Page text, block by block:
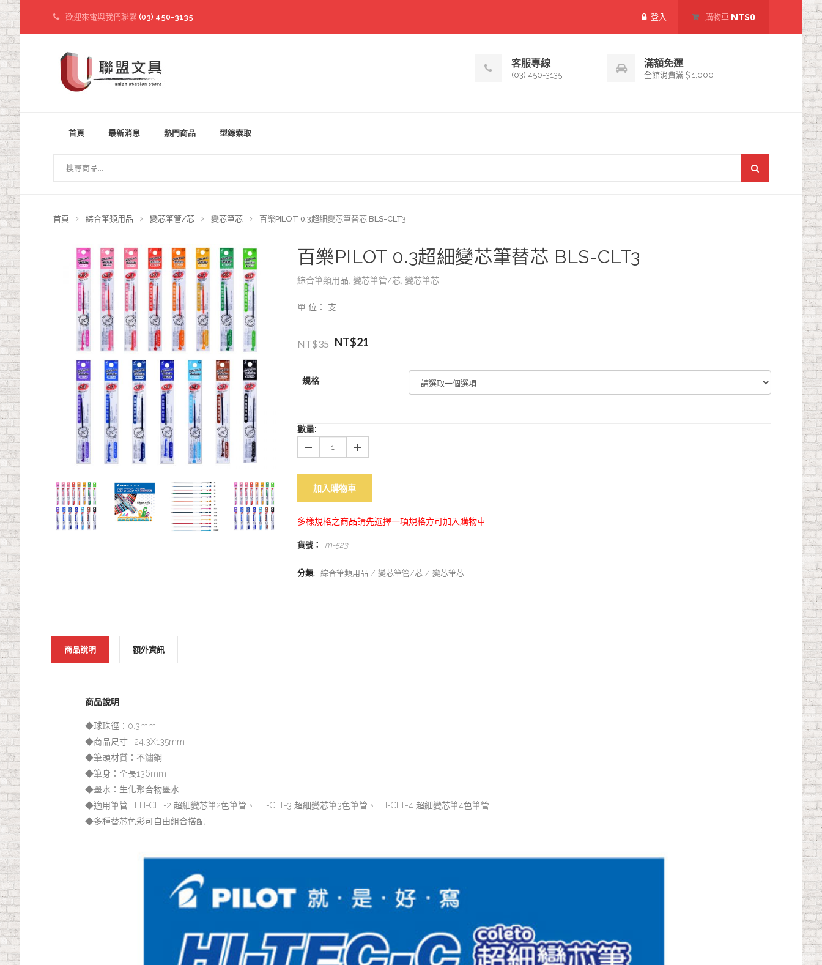
歡迎來電與我們聯繫 (03) 450-3135 登入 購物車 NT$0
客服專線
(03) 450-3135
滿額免運
全館消費滿＄1,000
首頁 最新消息 熱門商品 型錄索取
首頁 綜合筆類用品 變芯筆管/芯 變芯筆芯 百樂PILOT 0.3超細變芯筆替芯 BLS-CLT3
百樂PILOT 0.3超細變芯筆替芯 BLS-CLT3
綜合筆類用品 變芯筆管/芯, 變芯筆芯
單 位： 支
NT$35 NT$21
規格
數量:
加入購物車
多樣規格之商品請先選擇一項規格方可加入購物車
貨號： m-523.
分類: 綜合筆類用品 變芯筆管/芯 變芯筆芯
商品說明 額外資訊
商品說明
◆球珠徑：0.3mm
◆商品尺寸 : 24.3X135mm
◆筆頭材質：不鏽鋼
◆筆身：全長136mm
◆墨水：生化聚合物墨水
◆適用筆管 : LH-CLT-2 超細變芯筆2色筆管、LH-CLT-3 超細變芯筆3色筆管、LH-CLT-4 超細變芯筆4色筆管
◆多種替芯色彩可自由組合搭配